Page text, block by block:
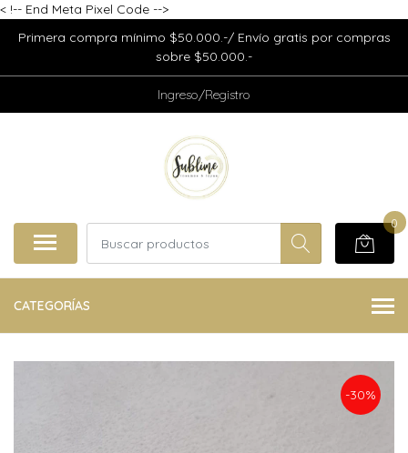
< !-- End Meta Pixel Code -->
Primera compra mínimo $50.000.-/ Envío gratis por compras
sobre $50.000.-
Ingreso/Registro
0
CATEGORÍAS
-30%